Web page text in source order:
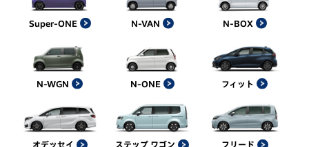
Super-ONE N-VAN N-BOX
N-WGN N-ONE フィット
オデッセイ ステップ ワゴン フリード